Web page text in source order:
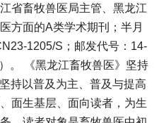
省畜牧兽医局主管、黑龙江
方面的A类学术期刊；半月
1205/S；邮发代号：14-
。 《黑龙江畜牧兽医》坚持
持以普及为主、普及与提高
面生基层、面向读者，为生